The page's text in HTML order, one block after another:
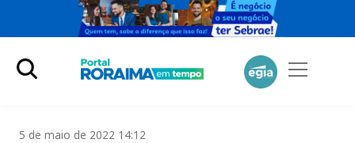
5 de maio de 2022 14:12